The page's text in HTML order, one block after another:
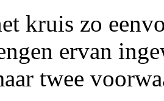
kruis zo
ervan
twee